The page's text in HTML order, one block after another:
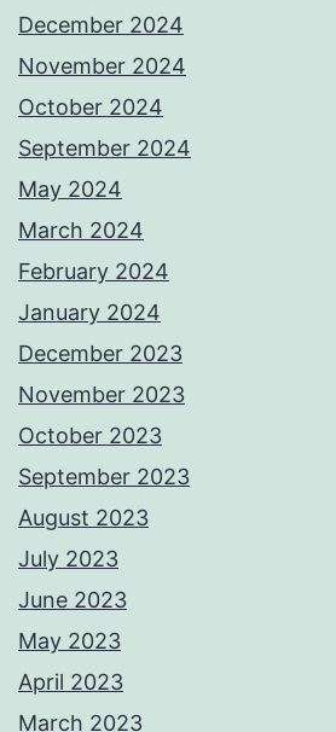
December 2024
November 2024
October 2024
September 2024
May 2024
March 2024
February 2024
January 2024
December 2023
November 2023
October 2023
September 2023
August 2023
July 2023
June 2023
May 2023
April 2023
March 2023